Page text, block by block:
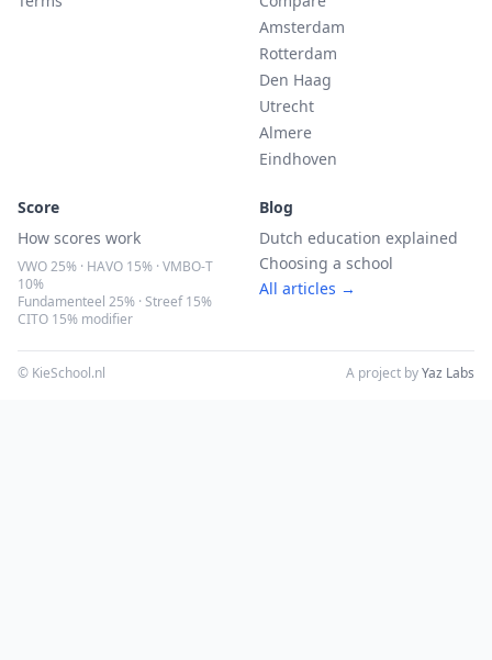
Amsterdam
Rotterdam
Den Haag
Utrecht
Almere
Eindhoven
Score
How scores work
VWO 25% · HAVO 15% · VMBO-T
10%
Fundamenteel 25% · Streef 15%
CITO 15% modifier
Blog
Dutch education explained
Choosing a school
All articles →
© KieSchool.nl A project byYaz Labs